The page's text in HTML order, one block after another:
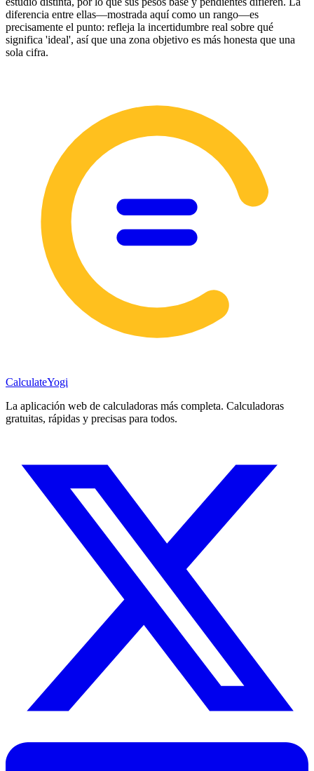
diferencia entre ellas—mostrada aquí como un rango—es
precisamente el punto: refleja la incertidumbre real sobre qué
significa 'ideal', así que una zona objetivo es más honesta que una
sola cifra.
CalculateYogi
La aplicación web de calculadoras más completa. Calculadoras
gratuitas, rápidas y precisas para todos.